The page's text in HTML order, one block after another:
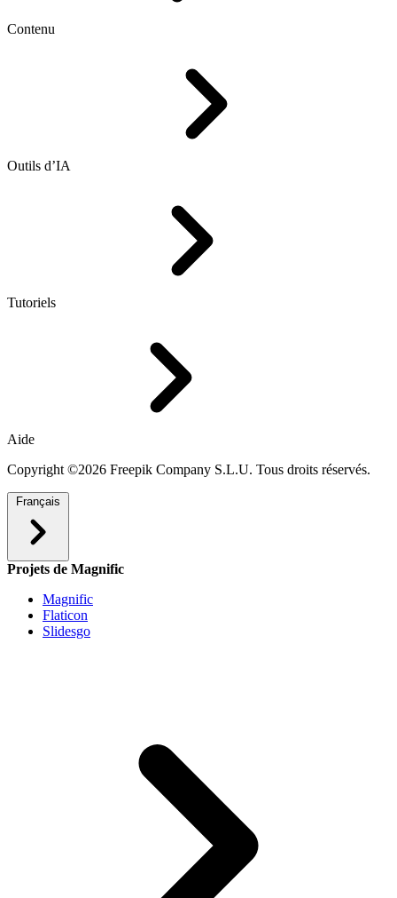
Contenu
Outils d’IA
Tutoriels
Aide
Copyright ©2026 Freepik Company S.L.U. Tous droits réservés.
Français
Projets de Magnific
Magnific
Flaticon
Slidesgo